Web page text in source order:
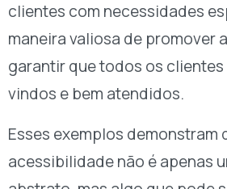
clientes com necessidades
maneira valiosa de promover
garantir que todos os clientes
vindos e bem atendidos.
Esses exemplos demonstram
acessibilidade não é apenas